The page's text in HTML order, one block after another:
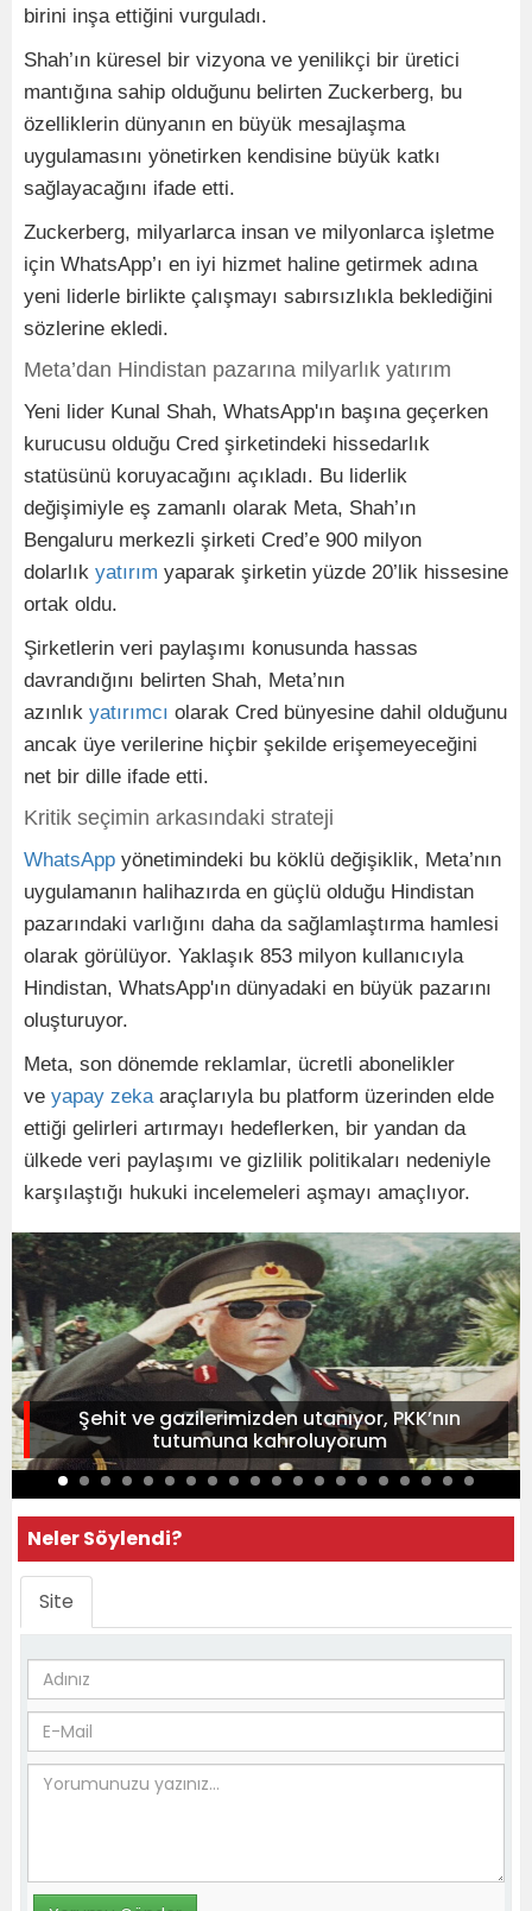
birini inşa ettiğini vurguladı.
Shah’ın küresel bir vizyona ve yenilikçi bir üretici
mantığına sahip olduğunu belirten Zuckerberg, bu
özelliklerin dünyanın en büyük mesajlaşma
uygulamasını yönetirken kendisine büyük katkı
sağlayacağını ifade etti.
Zuckerberg, milyarlarca insan ve milyonlarca işletme
için WhatsApp’ı en iyi hizmet haline getirmek adına
yeni liderle birlikte çalışmayı sabırsızlıkla beklediğini
sözlerine ekledi.
Meta’dan Hindistan pazarına milyarlık yatırım
Yeni lider Kunal Shah, WhatsApp'ın başına geçerken
kurucusu olduğu Cred şirketindeki hissedarlık
statüsünü koruyacağını açıkladı. Bu liderlik
değişimiyle eş zamanlı olarak Meta, Shah’ın
Bengaluru merkezli şirketi Cred’e 900 milyon
dolarlık yatırım yaparak şirketin yüzde 20’lik hissesine
ortak oldu.
Şirketlerin veri paylaşımı konusunda hassas
davrandığını belirten Shah, Meta’nın
azınlık yatırımcı olarak Cred bünyesine dahil olduğunu
ancak üye verilerine hiçbir şekilde erişemeyeceğini
net bir dille ifade etti.
Kritik seçimin arkasındaki strateji
WhatsApp yönetimindeki bu köklü değişiklik, Meta’nın
uygulamanın halihazırda en güçlü olduğu Hindistan
pazarındaki varlığını daha da sağlamlaştırma hamlesi
olarak görülüyor. Yaklaşık 853 milyon kullanıcıyla
Hindistan, WhatsApp'ın dünyadaki en büyük pazarını
oluşturuyor.
Meta, son dönemde reklamlar, ücretli abonelikler
ve yapay zekaaraçlarıyla bu platform üzerinden elde
ettiği gelirleri artırmayı hedeflerken, bir yandan da
ülkede veri paylaşımı ve gizlilik politikaları nedeniyle
karşılaştığı hukuki incelemeleri aşmayı amaçlıyor.
Şehit ve gazilerimizden utanıyor, PKK’nın
tutumuna kahroluyorum
Neler Söylendi?
Site